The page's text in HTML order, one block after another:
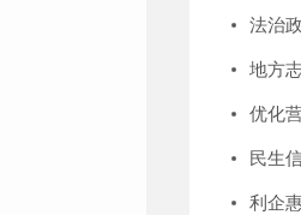
法治
地方
优化
民生
利企